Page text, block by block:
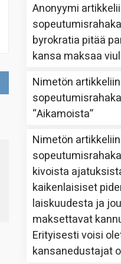
Anonyymi
byrokratia pitää
kansa maksaa
Nimetön artikkeliin
“Aikamoista”
Nimetön artikkeliin
kivoista
kaikenlaisiset
laiskuudesta ja
maksettavat
Erityisesti voisi
kansanedustajat